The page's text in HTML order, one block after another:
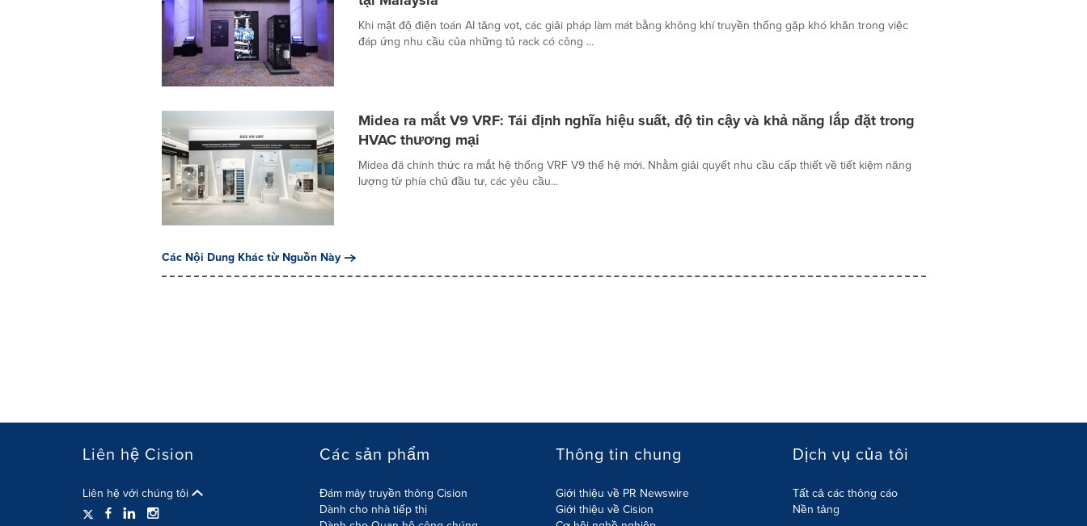
Khi mật độ điện toán AI tăng vọt, các giải pháp làm mát bằng không khí truyền thống gặp khó khăn trong việc
đáp ứng nhu cầu của những tủ rack có công ...
Midea ra mắt V9 VRF: Tái định nghĩa hiệu suất, độ tin cậy và khả năng lắp đặt trong
HVAC thương mại
Midea đã chính thức ra mắt hệ thống VRF V9 thế hệ mới. Nhằm giải quyết nhu cầu cấp thiết về tiết kiệm năng
lượng từ phía chủ đầu tư, các yêu cầu...
Các Nội Dung Khác từ Nguồn Này
Liên hệ Cision
Liên hệ với chúng tôi
Các sản phẩm
Đám mây truyền thông Cision
Dành cho nhà tiếp thị
Thông tin chung
Giới thiệu về PR Newswire
Giới thiệu về Cision
Dịch vụ của tôi
Tất cả các thông cáo
Nền tảng